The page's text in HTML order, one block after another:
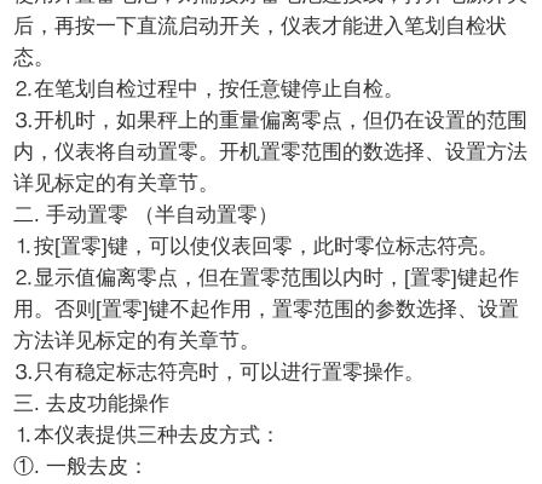
后，再按一下直流启动开关，仪表才能进入笔划自检状
态。
⒉在笔划自检过程中，按任意键停止自检。
⒊开机时，如果秤上的重量偏离零点，但仍在设置的范围
内，仪表将自动置零。开机置零范围的数选择、设置方法
详见标定的有关章节。
二. 手动置零 （半自动置零）
⒈按[置零]键，可以使仪表回零，此时零位标志符亮。
⒉显示值偏离零点，但在置零范围以内时，[置零]键起作
用。否则[置零]键不起作用，置零范围的参数选择、设置
方法详见标定的有关章节。
⒊只有稳定标志符亮时，可以进行置零操作。
三. 去皮功能操作
⒈本仪表提供三种去皮方式：
①. 一般去皮：